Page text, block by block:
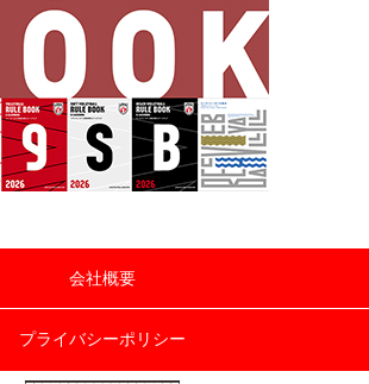
会社概要
プライバシーポリシー